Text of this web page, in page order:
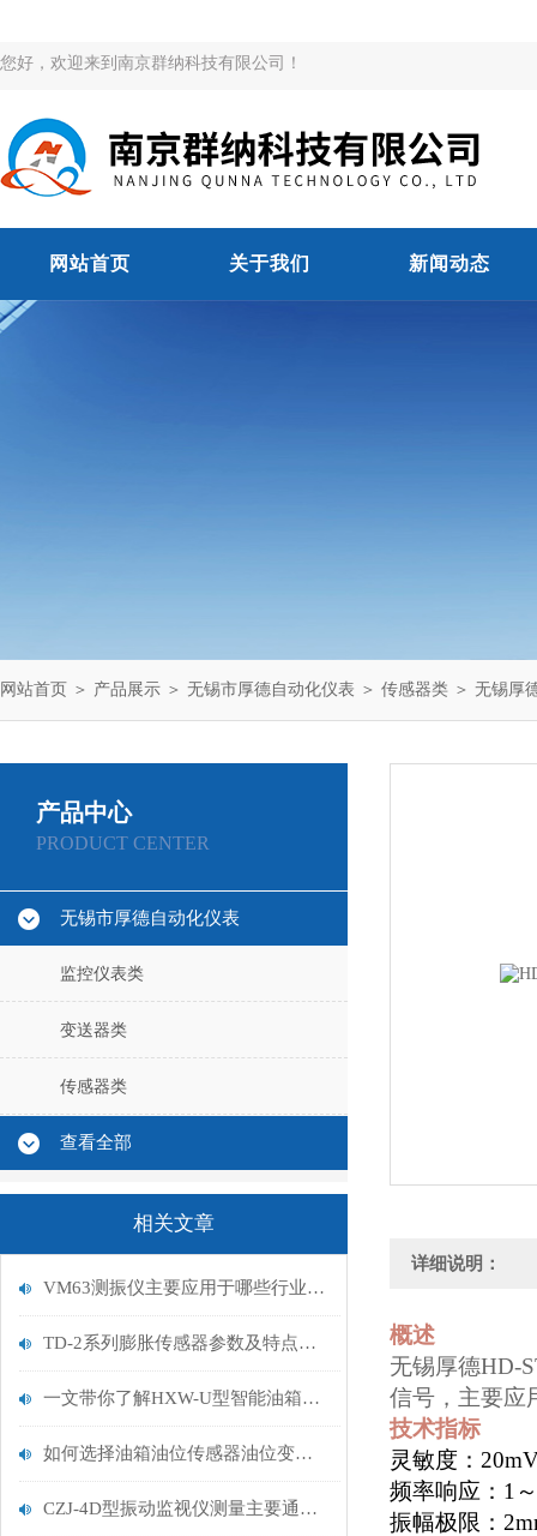
您好，欢迎来到南京群纳科技有限公司！
网站首页 关于我们 新闻动态
网站首页 ＞ 产品展示 ＞ 无锡市厚德自动化仪表 ＞ 传感器类 ＞ 无锡厚
产品中心
PRODUCT CENTER
无锡市厚德自动化仪表
监控仪表类
变送器类
传感器类
查看全部
相关文章
VM63测振仪主要应用于哪些行业呢，看完一目了然
TD-2系列膨胀传感器参数及特点概述
一文带你了解HXW-U型智能油箱油位监控仪的应用以及功能说明
如何选择油箱油位传感器油位变送器
CZJ-4D型振动监视仪测量主要通过三方面参数
详细说明：
概述
无锡厚德HD-
信号，主要应
技术指标
灵敏度：
频率响应： 1 ～
振幅极限：